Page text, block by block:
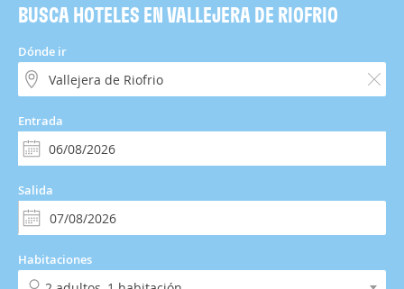
BUSCA HOTELES EN VALLEJERA DE RIOFRIO
Dónde ir
Entrada
Salida
Habitaciones